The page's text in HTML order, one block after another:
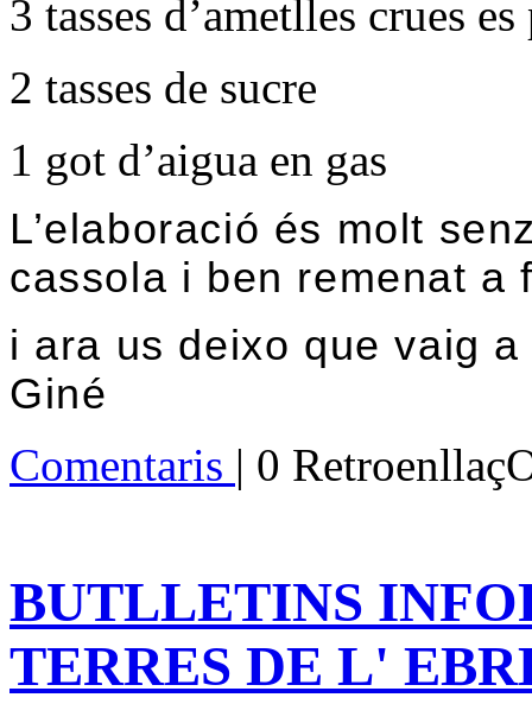
3 tasses d’ametlles crues
2 tasses de sucre
1 got d’aigua en gas
L’elaboració és molt
cassola i ben remenat a
i ara us deixo que vaig
Giné
Comentaris | 0
BUTLLETINS
TERRES DE L'